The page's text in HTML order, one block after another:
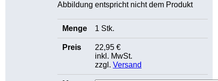
Abbildung entspricht nicht dem Produkt
1 Stk.
22,95 €
inkl. MwSt.
zzgl. Versand